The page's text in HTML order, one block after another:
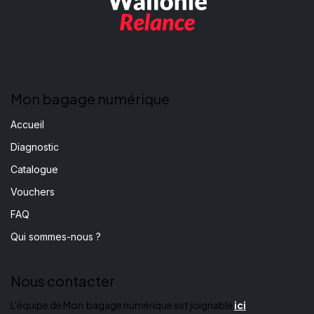
Mon bagage numérique
Accueil
Diagnostic
Catalogue
Vouchers
FAQ
Qui sommes-nous ?
Nous contacter
L'équipe de Mon bagage numérique est joignable ici